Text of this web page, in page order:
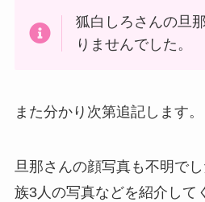
狐白しろさんの旦
りませんでした。
また分かり次第追記します。
旦那さんの顔写真も不明で
族3人の写真などを紹介して